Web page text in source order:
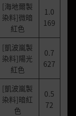
[海地爾製
染料]微暗
紅色
1.0
169
[凱波嵐製
染料]陽光
紅色
0.7
627
[凱波嵐製
染料]暗紅
色
0.5
72